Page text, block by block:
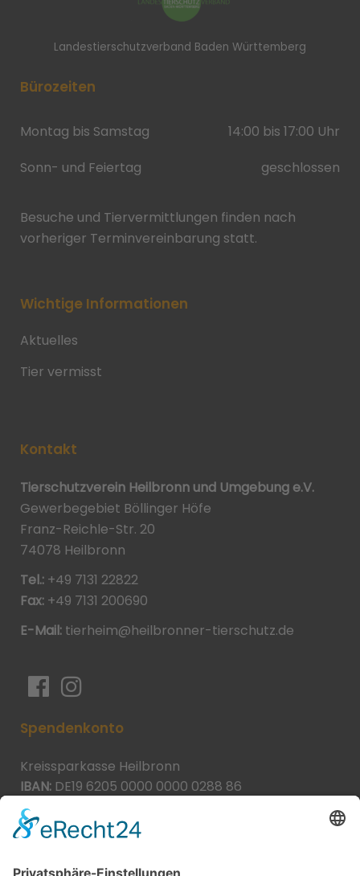
Landestierschutzverband Baden Württemberg
Bürozeiten
Montag bis Samstag
14:00 bis 17:00 Uhr
Sonn- und Feiertag
geschlossen
Besuche und Tiervermittlungen finden nach
vorheriger Terminvereinbarung statt.
Wichtige Informationen
Aktuelles
Tier vermisst
Kontakt
Tierschutzverein Heilbronn und Umgebung e.V.
Gewerbegebiet Böllinger Höfe
Franz-Reichle-Str. 20
74078 Heilbronn
Tel.: +49 7131 22822
Fax: +49 7131 200690
E-Mail: tierheim@heilbronner-tierschutz.de
Spendenkonto
Kreissparkasse Heilbronn
IBAN: DE19 6205 0000 0000 0288 86
BIC:
Spende direkt via PayPal